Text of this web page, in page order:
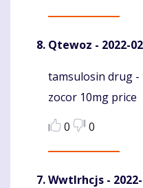
Qtewoz - 2022-
Komentaras
tamsulosin drug -
zocor 10mg price
0
0
WwtIrhcjs -